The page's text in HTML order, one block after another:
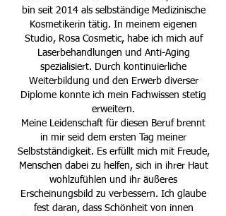
bin seit 2014 als selbständige Medizinische
Kosmetikerin tätig. In meinem eigenen
Studio, Rosa Cosmetic, habe ich mich auf
Laserbehandlungen und Anti-Aging
spezialisiert. Durch kontinuierliche
Weiterbildung und den Erwerb diverser
Diplome konnte ich mein Fachwissen stetig
erweitern.
Meine Leidenschaft für diesen Beruf brennt
in mir seid dem ersten Tag meiner
Selbstständigkeit. Es erfüllt mich mit Freude,
Menschen dabei zu helfen, sich in ihrer Haut
wohlzufühlen und ihr äußeres
Erscheinungsbild zu verbessern. Ich glaube
fest daran, dass Schönheit von innen